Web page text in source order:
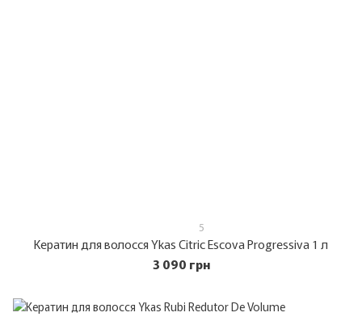
5
Кератин для волосся Ykas Citric Escova Progressiva 1 л
3 090 грн